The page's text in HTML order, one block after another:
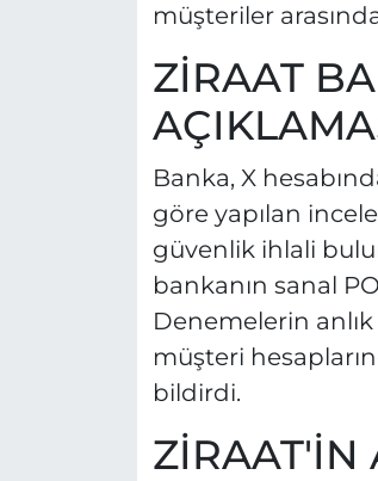
müşteriler
ZİRAAT
Banka, X
göre yapılan
güvenlik ihlali
bankanın sanal
Denemelerin
müşteri
bildirdi.
ZİRAAT'İN